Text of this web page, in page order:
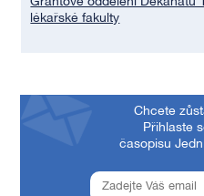
lékařské fakulty
Chcete
Přihlaste
časopisu